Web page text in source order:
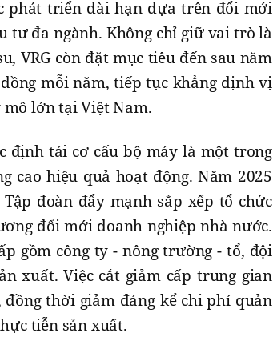
phát triển dài hạn dựa trên đổi mới
tư đa ngành. Không chỉ giữ vai trò là
VRG còn đặt mục tiêu đến sau năm
mỗi năm, tiếp tục khẳng định vị
lớn tại Việt Nam.
định tái cơ cấu bộ máy là một trong
cao hiệu quả hoạt động. Năm 2025
đoàn đẩy mạnh sắp xếp tổ chức
đổi mới doanh nghiệp nhà nước.
gồm công ty - nông trường - tổ, đội
xuất. Việc cắt giảm cấp trung gian
thời giảm đáng kể chi phí quản
tiễn sản xuất.